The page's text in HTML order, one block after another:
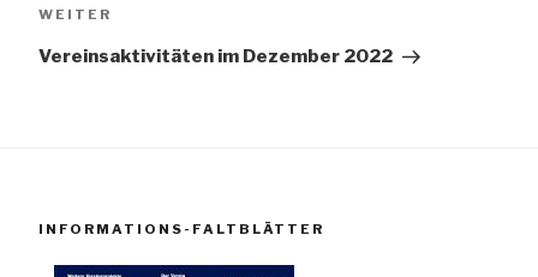
Nächster
WEITER
Vereinsaktivitäten im Dezember 2022
INFORMATIONS-FALTBLÄTTER